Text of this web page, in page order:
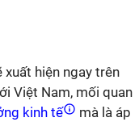
xuất hiện ngay trên
Việt Nam, mối quan
kinh tế
mà là áp